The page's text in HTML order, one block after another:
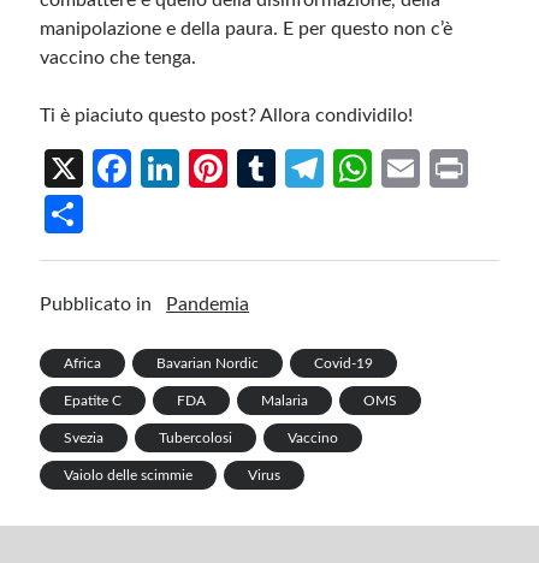
manipolazione e della paura. E per questo non c’è
vaccino che tenga.
Ti è piaciuto questo post? Allora condividilo!
X
Fa
o
k
Li
n
Pi
t
T
Te
W
p
p
E
h
ar
Pubblicato in Pandemia
Africa Bavarian Nordic Covid-19
Epatite C FDA Malaria OMS
Svezia Tubercolosi Vaccino
Vaiolo delle scimmie Virus